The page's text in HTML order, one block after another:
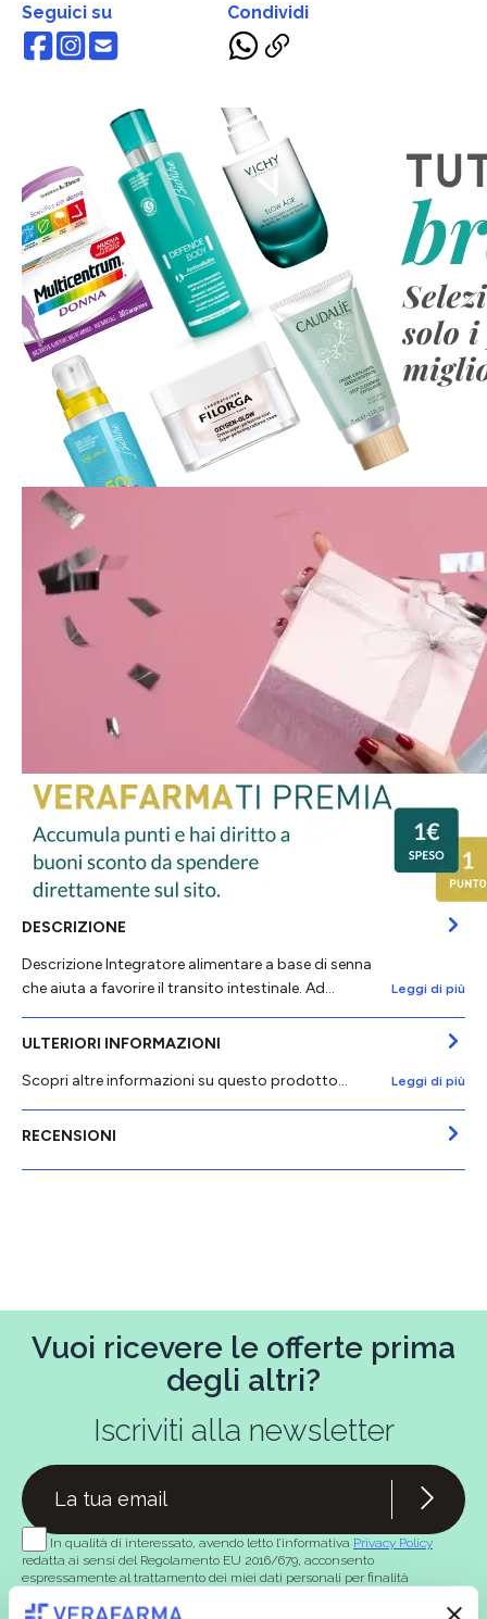
Seguici su Condividi
DESCRIZIONE
Descrizione Integratore alimentare a base di senna
che aiuta a favorire il transito intestinale. Ad…
Leggi di più
ULTERIORI INFORMAZIONI
Scopri altre informazioni su questo prodotto...
Leggi di più
RECENSIONI
Vuoi ricevere le offerte prima
degli altri?
Iscriviti alla newsletter
In qualità di interessato, avendo letto l’informativa Privacy Policy
redatta ai sensi del Regolamento EU 2016/679, acconsento
espressamente al trattamento dei miei dati personali per finalità
marketing (con modalità telematiche - quali ad es. newsletter ed e-mail